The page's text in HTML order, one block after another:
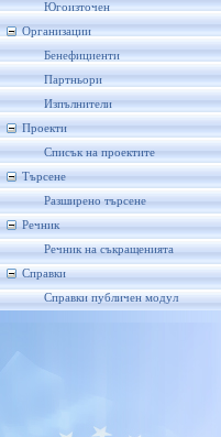
Югоизточен
Организации
Бенефициенти
Партньори
Изпълнители
Проекти
Списък на проектите
Търсене
Разширено търсене
Речник
Речник на съкращенията
Справки
Справки публичен модул